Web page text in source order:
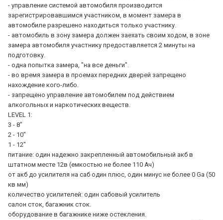
- управление системой автомобиля производится
зарегистрировавшимся участником, в момент замера в
автомобиле разрешено находиться только участнику.
- автомобиль в зону замера должен заехать своим ходом, в зоне
замера автомобиля участнику предоставляется 2 минуты на
подготовку.
- одна попытка замера, "на все деньги".
- во время замера в проемах передних дверей запрещено
нахождение кого-либо.
- запрещено управление автомобилем под действием
алкогольных и наркотических веществ.
LEVEL 1:
3 - 8"
2 - 10"
1 - 12"
питание: один надежно закрепленный автомобильный акб в
штатном месте 12в (емкостью не более 110 Ач)
от акб до усилителя на саб один плюс, один минус не более 0 Ga (50
кв мм)
количество усилителей: один сабовый усилитель
салон сток, багажник сток.
оборудование в багажнике ниже остекления.